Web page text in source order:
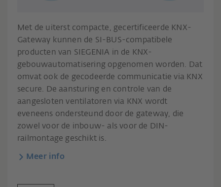
Met de uiterst compacte, gecertificeerde KNX-
Gateway kunnen de SI-BUS-compatibele
producten van SIEGENIA in de KNX-
gebouwautomatisering opgenomen worden. Dat
omvat ook de gecodeerde communicatie via KNX
secure. De aansturing en controle van de
aangesloten ventilatoren via KNX wordt
eveneens ondersteund door de gateway, die
zowel voor de inbouw- als voor de DIN-
railmontage geschikt is.
Meer info